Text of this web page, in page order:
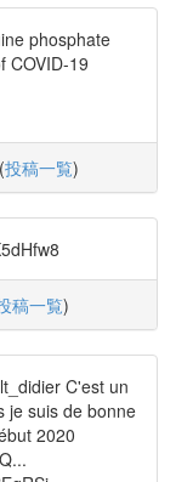
phosphate
COVID-19
(投稿一覧)
稿一覧)
C'est un
je suis de bonne
2020